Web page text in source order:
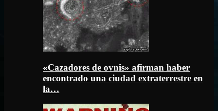
«Cazadores de ovnis» afirman haber
encontrado una ciudad extraterrestre en
la…